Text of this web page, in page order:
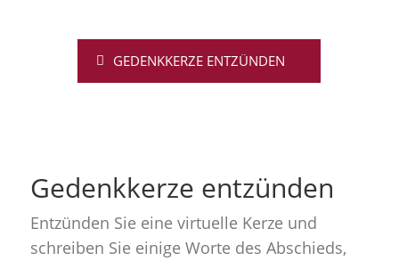
GEDENKKERZE ENTZÜNDEN
Gedenkkerze entzünden
Entzünden Sie eine virtuelle Kerze und
schreiben Sie einige Worte des Abschieds,